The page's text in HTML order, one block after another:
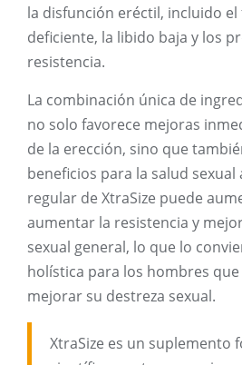
la disfunción eréctil, incluido
deficiente, la libido baja y los
resistencia.
La combinación única de
no solo favorece mejoras
de la erección, sino que
beneficios para la salud sexual
regular de XtraSize puede
aumentar la resistencia y
sexual general, lo que lo
holística para los hombres
mejorar su destreza sexual.
XtraSize es un suplemento